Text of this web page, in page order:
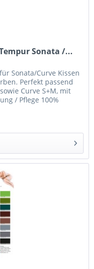
Sonata /...
Sonata/Curve Kissen
Perfekt passend
Curve S+M, mit
/ Pflege 100%